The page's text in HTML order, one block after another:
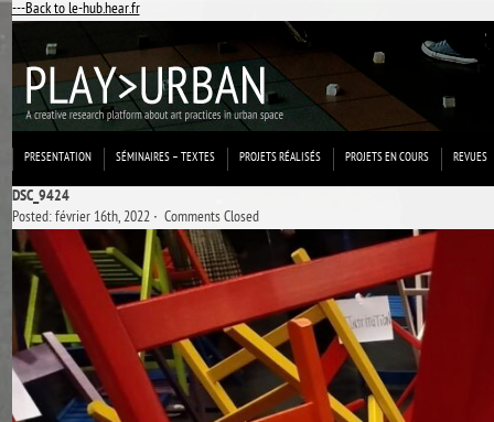
---Back to le-hub.hear.fr
PRESENTATION SÉMINAIRES – TEXTES PROJETS RÉALISÉS PROJETS EN COURS REVUES
DSC_9424
Posted: février 16th, 2022 ˑ Comments Closed